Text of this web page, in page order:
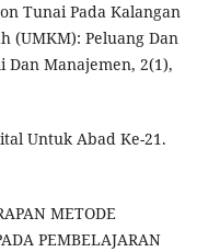
Tunai Pada Kalangan
(UMKM): Peluang Dan
Dan Manajemen, 2(1),
Untuk Abad Ke-21.
METODE
PEMBELAJARAN